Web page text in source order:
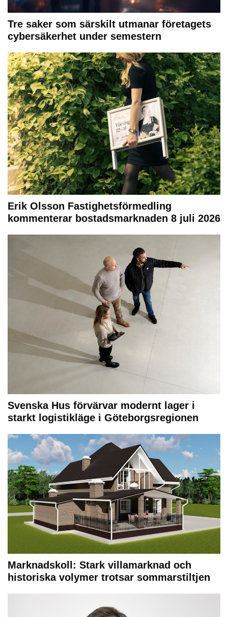
Tre saker som särskilt utmanar företagets
cybersäkerhet under semestern
Erik Olsson Fastighetsförmedling
kommenterar bostadsmarknaden 8 juli 2026
Svenska Hus förvärvar modernt lager i
starkt logistikläge i Göteborgsregionen
Marknadskoll: Stark villamarknad och
historiska volymer trotsar sommarstiltjen